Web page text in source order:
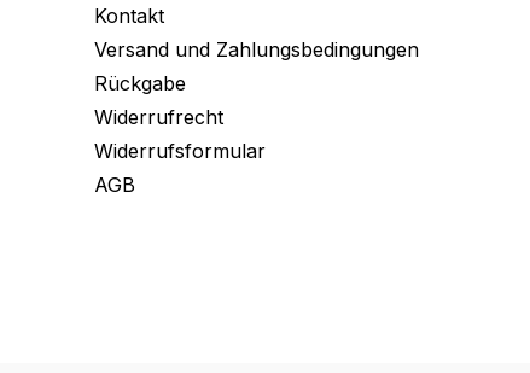
Kontakt
Versand und Zahlungsbedingungen
Rückgabe
Widerrufrecht
Widerrufsformular
AGB